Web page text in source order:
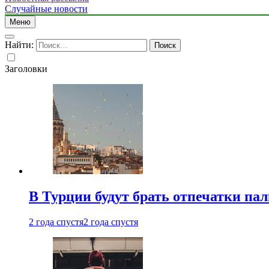
Случайные новости
Меню
Найти:
Заголовки
В Турции будут брать отпечатки
2 года спустя2 года спустя